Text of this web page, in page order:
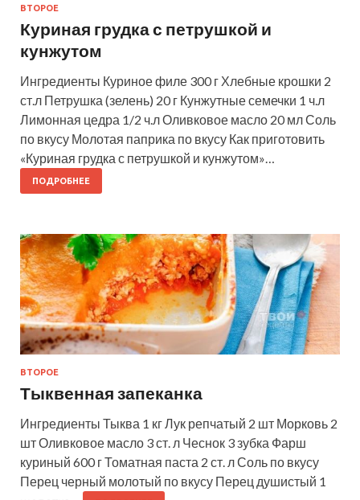
ВТОРОЕ
Куриная грудка с петрушкой и
кунжутом
Ингредиенты Куриное филе 300 г Хлебные крошки 2
ст.л Петрушка (зелень) 20 г Кунжутные семечки 1 ч.л
Лимонная цедра 1/2 ч.л Оливковое масло 20 мл Соль
по вкусу Молотая паприка по вкусу Как приготовить
«Куриная грудка с петрушкой и кунжутом»…
ПОДРОБНЕЕ
ВТОРОЕ
Тыквенная запеканка
Ингредиенты Тыква 1 кг Лук репчатый 2 шт Морковь 2
шт Оливковое масло 3 ст. л Чеснок 3 зубка Фарш
куриный 600 г Томатная паста 2 ст. л Соль по вкусу
Перец черный молотый по вкусу Перец душистый 1